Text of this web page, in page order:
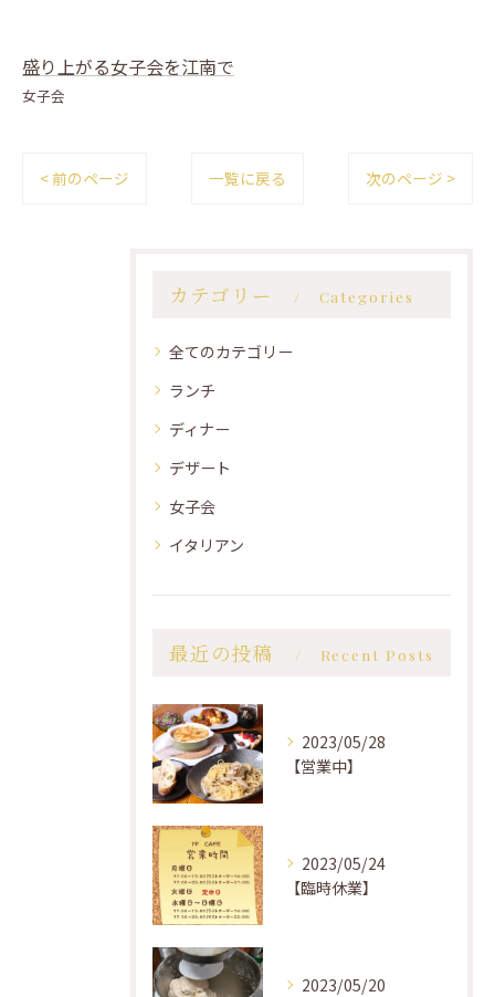
盛り上がる女子会を江南で
女子会
< 前のページ 一覧に戻る 次のページ >
カテゴリー Categories
全てのカテゴリー
ランチ
ディナー
デザート
女子会
イタリアン
最近の投稿 Recent Posts
2023/05/28
【営業中】
2023/05/24
【臨時休業】
2023/05/20